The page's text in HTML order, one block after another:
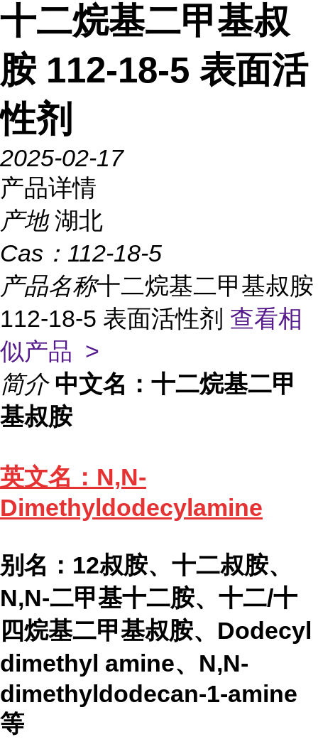
十二烷基二甲基叔
胺 112-18-5 表面活
性剂
2025-02-17
产品详情
产地 湖北
Cas： 112-18-5
产品名称十二烷基二甲基叔胺
112-18-5 表面活性剂 查看相
似产品 >
简介 中文名：十二烷基二甲
基叔胺
英文名：N,N-
Dimethyldodecylamine
别名：12叔胺、十二叔胺、
N,N-二甲基十二胺、十二/十
四烷基二甲基叔胺、Dodecyl
dimethyl amine、N,N-
dimethyldodecan-1-amine
等